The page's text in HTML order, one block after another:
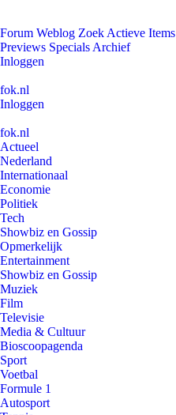
Forum Weblog Zoek Actieve Items
Previews Specials Archief
Inloggen
fok.nl
Inloggen
fok.nl
Actueel
Nederland
Internationaal
Economie
Politiek
Tech
Showbiz en Gossip
Opmerkelijk
Entertainment
Showbiz en Gossip
Muziek
Film
Televisie
Media & Cultuur
Bioscoopagenda
Sport
Voetbal
Formule 1
Autosport